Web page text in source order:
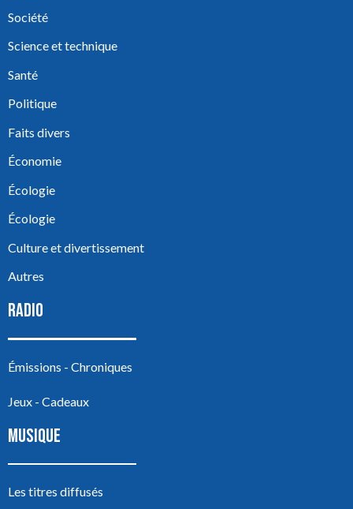
Société
Science et technique
Santé
Politique
Faits divers
Économie
Écologie
Écologie
Culture et divertissement
Autres
RADIO
Émissions - Chroniques
Jeux - Cadeaux
MUSIQUE
Les titres diffusés